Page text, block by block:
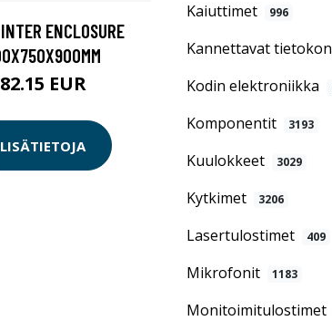
Kaiuttimet 996
Kannettavat
Kodin elektroniikka
Komponentit 3193
Kuulokkeet 3029
Kytkimet 3206
Lasertulostimet 409
Mikrofonit 1183
Monitoimitulostimet
ENCLOSURE
82.15 EUR
LISÄTIETOJA